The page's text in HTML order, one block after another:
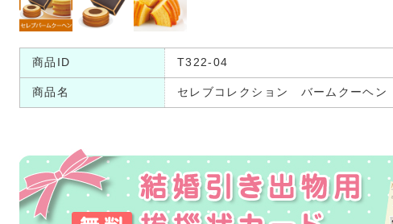
商品ID T322-04
商品名 セレブコレクション バームクーヘン